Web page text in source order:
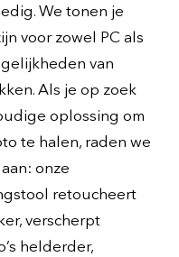
We tonen je
voor zowel PC als
van
Als je op zoek
oplossing om
te halen, raden we
onze
retoucheert
verscherpt
helderder,